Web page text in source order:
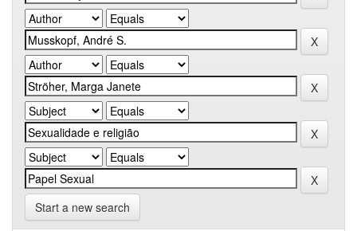
Start a new search